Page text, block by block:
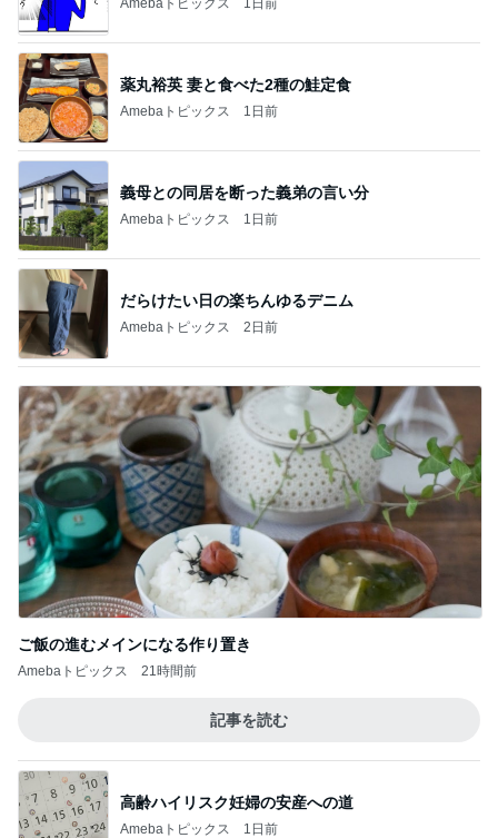
薬丸裕英 妻と食べた2種の鮭定食
Amebaトピックス 1日前
義母との同居を断った義弟の言い分
Amebaトピックス 1日前
だらけたい日の楽ちんゆるデニム
Amebaトピックス 2日前
ご飯の進むメインになる作り置き
Amebaトピックス 21時間前
記事を読む
高齢ハイリスク妊婦の安産への道
Amebaトピックス 1日前